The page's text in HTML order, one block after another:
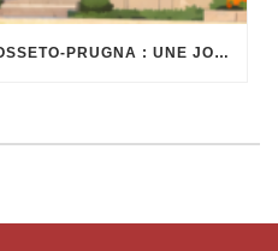
FOIRE ARTISANALE À GROSSETO-PRUGNA : UNE JOURNÉE AU VILLAGE